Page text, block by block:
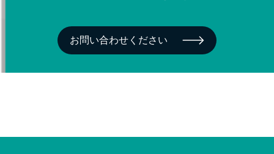
お問い合わせください